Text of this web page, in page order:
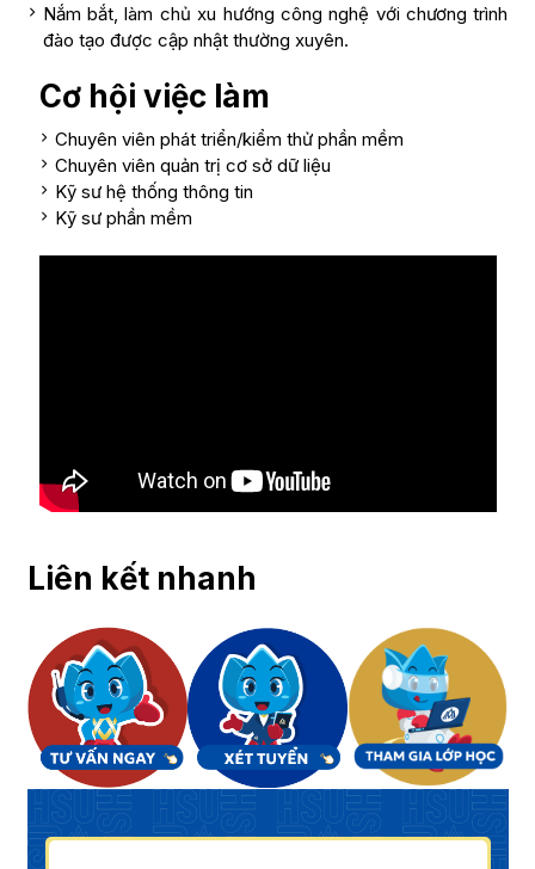
Nắm bắt, làm chủ xu hướng công nghệ với chương trình
đào tạo được cập nhật thường xuyên.
Cơ hội việc làm
Chuyên viên phát triển/kiểm thử phần mềm
Chuyên viên quản trị cơ sở dữ liệu
Kỹ sư hệ thống thông tin
Kỹ sư phần mềm
Liên kết nhanh